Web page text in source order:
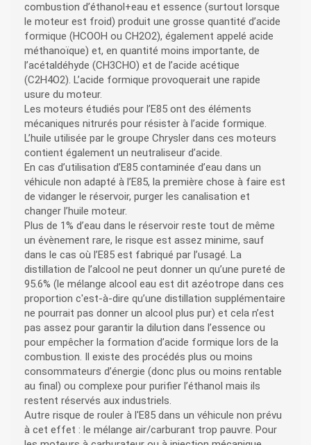
combustion d’éthanol+eau et essence (surtout lorsque
le moteur est froid) produit une grosse quantité d’acide
formique (HCOOH ou CH2O2), également appelé acide
méthanoïque) et, en quantité moins importante, de
l’acétaldéhyde (CH3CHO) et de l’acide acétique
(C2H4O2). L’acide formique provoquerait une rapide
usure du moteur.
Les moteurs étudiés pour l’E85 ont des éléments
mécaniques nitrurés pour résister à l’acide formique.
L’huile utilisée par le groupe Chrysler dans ces moteurs
contient également un neutraliseur d’acide.
En cas d’utilisation d’E85 contaminée d’eau dans un
véhicule non adapté à l’E85, la première chose à faire est
de vidanger le réservoir, purger les canalisation et
changer l’huile moteur.
Plus de 1% d’eau dans le réservoir reste tout de même
un évènement rare, le risque est assez minime, sauf
dans le cas où l’E85 est fabriqué par l’usagé. La
distillation de l’alcool ne peut donner un qu’une pureté de
95.6% (le mélange alcool eau est dit azéotrope dans ces
proportion c'est-à-dire qu’une distillation supplémentaire
ne pourrait pas donner un alcool plus pur) et cela n’est
pas assez pour garantir la dilution dans l’essence ou
pour empêcher la formation d’acide formique lors de la
combustion. Il existe des procédés plus ou moins
consommateurs d’énergie (donc plus ou moins rentable
au final) ou complexe pour purifier l’éthanol mais ils
restent réservés aux industriels.
Autre risque de rouler à l'E85 dans un véhicule non prévu
à cet effet : le mélange air/carburant trop pauvre. Pour